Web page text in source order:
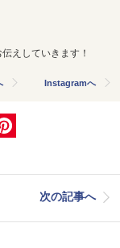
えしていきます！
Instagramへ
次の記事へ